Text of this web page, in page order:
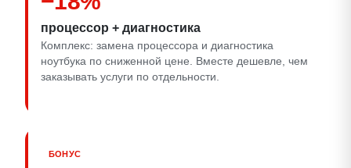
процессор + диагностика
Комплекс: замена процессора и диагностика
ноутбука по сниженной цене. Вместе дешевле, чем
заказывать услуги по отдельности.
БОНУС